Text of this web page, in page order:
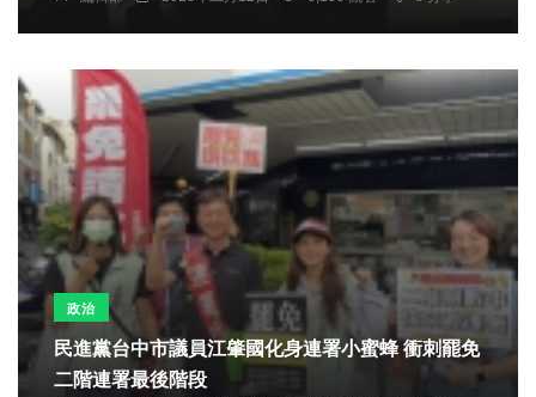
政治
民進黨台中市議員江肇國化身連署小蜜蜂 衝刺罷免
二階連署最後階段